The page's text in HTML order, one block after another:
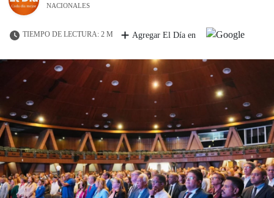
NACIONALES
TIEMPO DE LECTURA: 2 M Agregar El Día en